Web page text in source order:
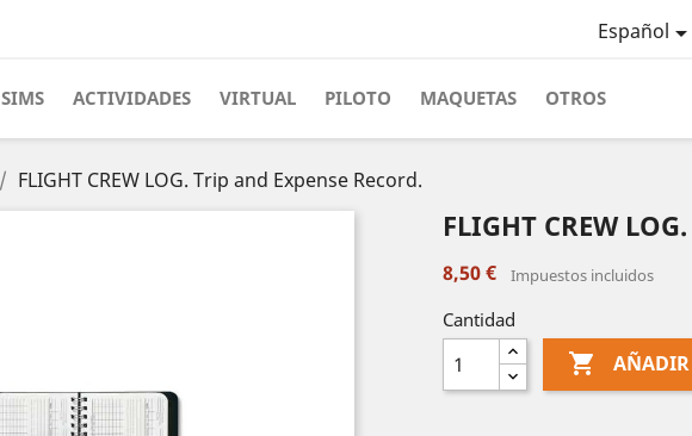
Español
SIMS ACTIVIDADES VIRTUAL PILOTO MAQUETAS OTROS
FLIGHT CREW LOG. Trip and Expense Record.
FLIGHT CREW
8,50 € Impuestos incluidos
Cantidad
